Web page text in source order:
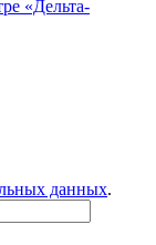
данных.